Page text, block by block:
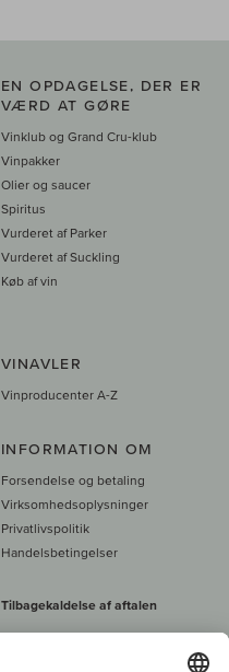
EN OPDAGELSE, DER ER
VÆRD AT GØRE
Vinklub og Grand Cru-klub
Vinpakker
Olier og saucer
Spiritus
Vurderet af Parker
Vurderet af Suckling
Køb af vin
VINAVLER
Vinproducenter A-Z
INFORMATION OM
Forsendelse og betaling
Virksomhedsoplysninger
Privatlivspolitik
Handelsbetingelser
Tilbagekaldelse af aftalen
Alle priser er inkl. moms, plus 39